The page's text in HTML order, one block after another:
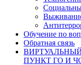
Обучение по
Обратная связь
ПУНКТ ГО И